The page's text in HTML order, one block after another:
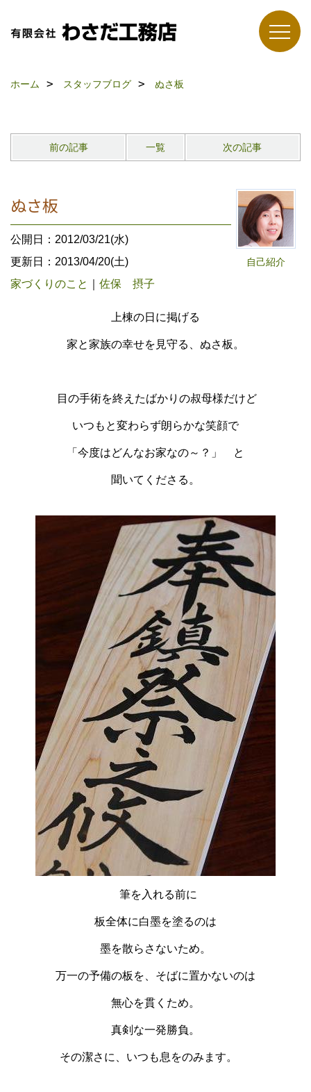
ホーム スタッフブログ ぬさ板
前の記事 一覧 次の記事
自己紹介
ぬさ板
公開日：2012/03/21(水)
更新日：2013/04/20(土)
家づくりのこと
佐保 摂子
上棟の日に掲げる
家と家族の幸せを見守る、ぬさ板。
目の手術を終えたばかりの叔母様だけど
いつもと変わらず朗らかな笑顔で
「今度はどんなお家なの～？」 と
聞いてくださる。
筆を入れる前に
板全体に白墨を塗るのは
墨を散らさないため。
万一の予備の板を、そばに置かないのは
無心を貫くため。
真剣な一発勝負。
その潔さに、いつも息をのみます。